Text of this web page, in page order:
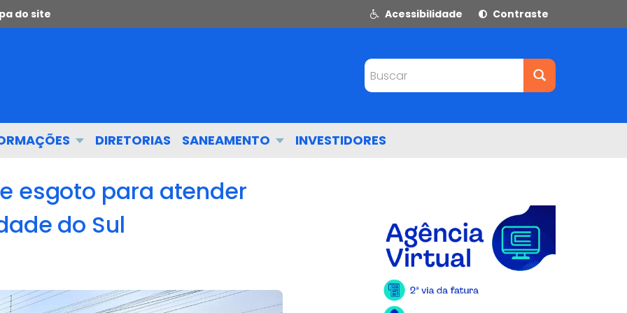
do site Acessibilidade Contraste
Buscar
DIRETORIAS SANEAMENTO INVESTIDORES
esgoto para atender
do Sul